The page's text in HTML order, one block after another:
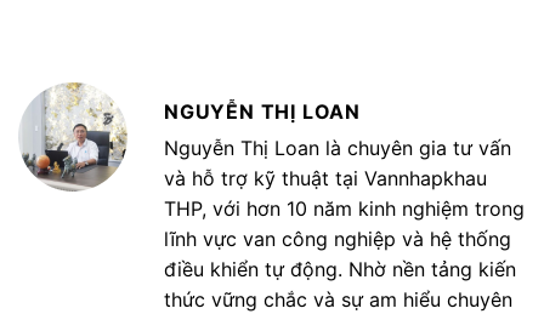
NGUYỄN THỊ LOAN
Nguyễn Thị Loan là chuyên gia tư vấn
và hỗ trợ kỹ thuật tại Vannhapkhau
THP, với hơn 10 năm kinh nghiệm trong
lĩnh vực van công nghiệp và hệ thống
điều khiển tự động. Nhờ nền tảng kiến
thức vững chắc và sự am hiểu chuyên